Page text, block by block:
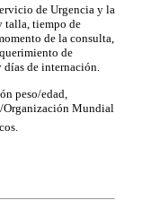
de Urgencia y la
talla, tiempo de
de la consulta,
de
de internación.
peso/edad,
Organización Mundial